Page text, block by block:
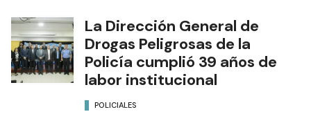
La Dirección General de
Drogas Peligrosas de la
Policía cumplió 39 años de
labor institucional
POLICIALES